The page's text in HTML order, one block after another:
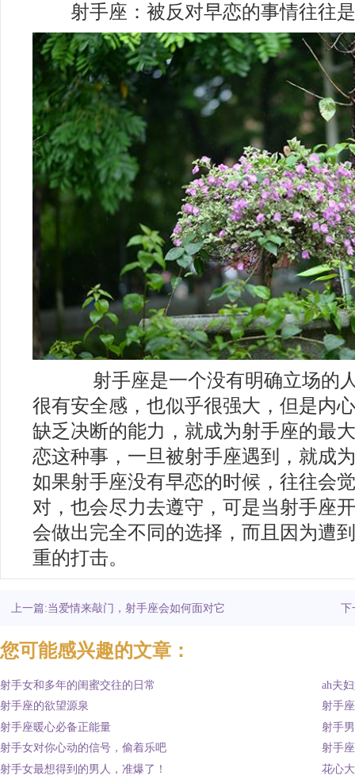
射手座：被反对早恋的事情往往是
射手座是一个没有明确立场的
很有安全感，也似乎很强大，但是内
缺乏决断的能力，就成为射手座的最
恋这种事，一旦被射手座遇到，就成
如果射手座没有早恋的时候，往往会
对，也会尽力去遵守，可是当射手座
会做出完全不同的选择，而且因为遭
重的打击。
上一篇:当爱情来敲门，射手座会如何面对它 下
您可能感兴趣的文章：
射手女和多年的闺蜜交往的日常
射手座的欲望源泉
射手座暖心必备正能量
射手女对你心动的信号，偷着乐吧
射手女最想得到的男人，准爆了！
ah夫
射手
射手
射手
花心
2018年十二星座运势分析完整版